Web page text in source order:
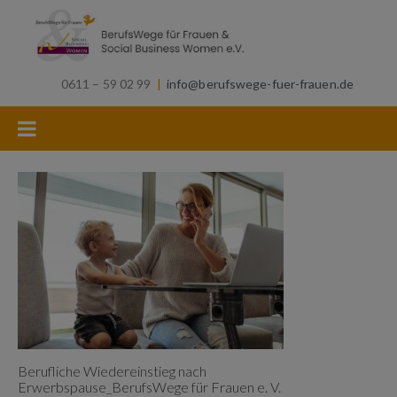
0611 – 59 02 99 | info@berufswege-fuer-frauen.de
Berufliche Wiedereinstieg nach
Erwerbspause_BerufsWege für Frauen e. V.